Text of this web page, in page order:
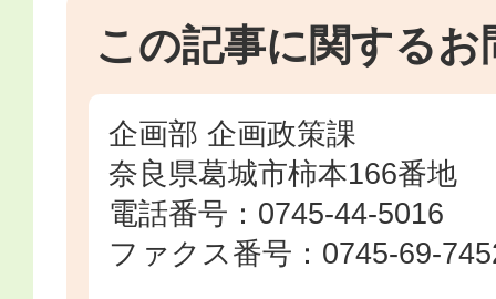
この記事に関するお
企画部 企画政策課
奈良県葛城市柿本166番地
電話番号：0745-44-5016
ファクス番号：0745-69-